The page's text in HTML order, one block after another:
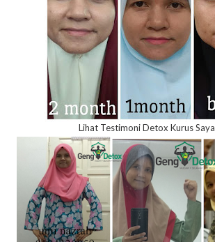
Lihat Testimoni Detox Kurus Saya